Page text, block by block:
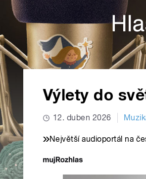
Výlety do
12. duben 2026
Největší audioportál na